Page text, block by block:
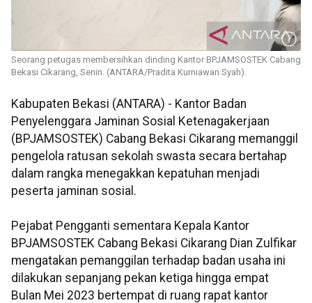
Seorang petugas membersihkan dinding Kantor BPJAMSOSTEK Cabang
Bekasi Cikarang, Senin. (ANTARA/Pradita Kurniawan Syah).
Kabupaten Bekasi (ANTARA) - Kantor Badan
Penyelenggara Jaminan Sosial Ketenagakerjaan
(BPJAMSOSTEK) Cabang Bekasi Cikarang memanggil
pengelola ratusan sekolah swasta secara bertahap
dalam rangka menegakkan kepatuhan menjadi
peserta jaminan sosial.
Pejabat Pengganti sementara Kepala Kantor
BPJAMSOSTEK Cabang Bekasi Cikarang Dian Zulfikar
mengatakan pemanggilan terhadap badan usaha ini
dilakukan sepanjang pekan ketiga hingga empat
Bulan Mei 2023 bertempat di ruang rapat kantor